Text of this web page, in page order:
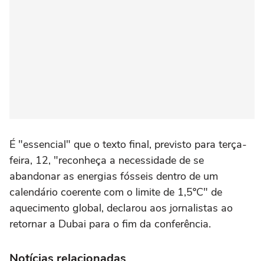
É "essencial" que o texto final, previsto para terça-
feira, 12, "reconheça a necessidade de se
abandonar as energias fósseis dentro de um
calendário coerente com o limite de 1,5ºC" de
aquecimento global, declarou aos jornalistas ao
retornar a Dubai para o fim da conferência.